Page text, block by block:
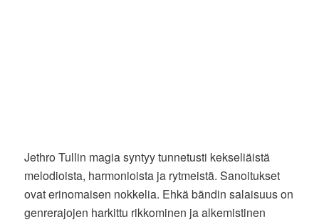
Jethro Tullin magia syntyy tunnetusti kekseliäistä
melodioista, harmonioista ja rytmeistä. Sanoitukset
ovat erinomaisen nokkelia. Ehkä bändin salaisuus on
genrerajojen harkittu rikkominen ja alkemistinen